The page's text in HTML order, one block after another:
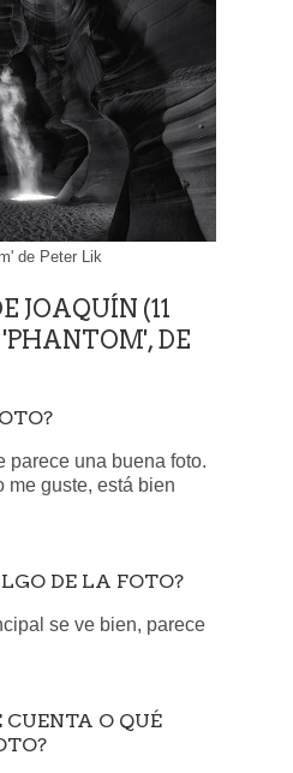
de Peter Lik
JOAQUÍN (11
'PHANTOM', DE
parece una buena foto.
me guste, está bien
DE LA FOTO?
se ve bien, parece
CUENTA O QUÉ